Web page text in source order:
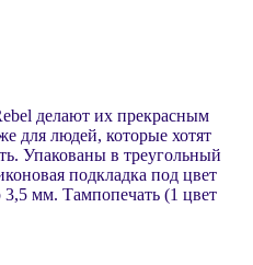
делают их прекрасным
для людей, которые хотят
Упакованы в треугольный
подкладка под цвет
мм. Тампопечать (1 цвет